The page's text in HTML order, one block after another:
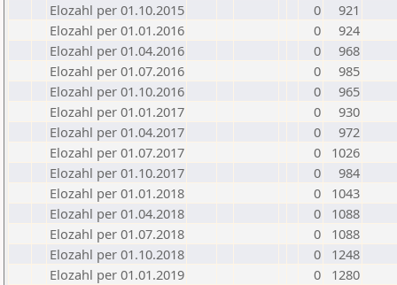
Elozahl per 01.10.2015
0
921
Elozahl per 01.01.2016
0
924
Elozahl per 01.04.2016
0
968
Elozahl per 01.07.2016
0
985
Elozahl per 01.10.2016
0
965
Elozahl per 01.01.2017
0
930
Elozahl per 01.04.2017
0
972
Elozahl per 01.07.2017
0
1026
Elozahl per 01.10.2017
0
984
Elozahl per 01.01.2018
0
1043
Elozahl per 01.04.2018
0
1088
Elozahl per 01.07.2018
0
1088
Elozahl per 01.10.2018
0
1248
Elozahl per 01.01.2019
0
1280